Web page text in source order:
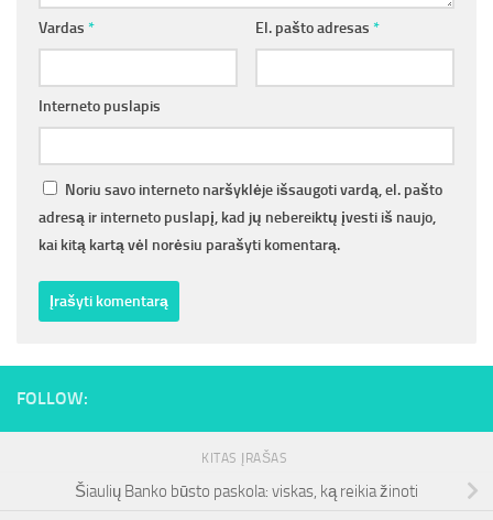
Vardas * El. pašto adresas *
Interneto puslapis
Noriu savo interneto naršyklėje išsaugoti vardą, el. pašto
adresą ir interneto puslapį, kad jų nebereiktų įvesti iš naujo,
kai kitą kartą vėl norėsiu parašyti komentarą.
FOLLOW:
KITAS ĮRAŠAS
Šiaulių Banko būsto paskola: viskas, ką reikia žinoti